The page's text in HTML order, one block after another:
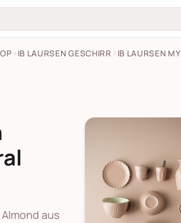
IB LAURSEN GESCHIRR IB LAURSEN
aus